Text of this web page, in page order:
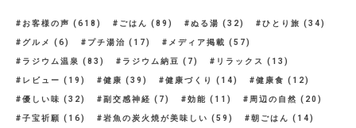
お客様の声 (618) ごはん (89) ぬる湯 (32) ひとり旅 (34)
グルメ (6) プチ湯治 (17) メディア掲載 (57)
ラジウム温泉 (83) ラジウム納豆 (7) リラックス (13)
レビュー (19) 健康 (39) 健康づくり (14) 健康食 (12)
優しい味 (32) 副交感神経 (7) 効能 (11) 周辺の自然 (20)
子宝祈願 (16) 岩魚の炭火焼が美味しい (59) 朝ごはん (14)